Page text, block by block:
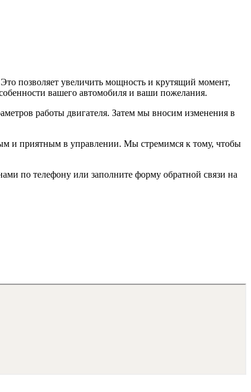
позволяет увеличить мощность и крутящий момент,
вашего автомобиля и ваши пожелания.
работы двигателя. Затем мы вносим изменения в
и приятным в управлении. Мы стремимся к тому, чтобы
по телефону или заполните форму обратной связи на